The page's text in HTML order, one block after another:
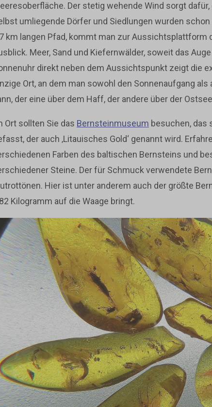
Der stetig wehende Wind sorgt
umliegende Dörfer und Siedlungen wurden
km langen Pfad, kommt man zur Aussichtsplattform
Meer, Sand und Kiefernwälder, soweit das
direkt neben dem Aussichtspunkt zeigt die
Ort, an dem man sowohl den Sonnenaufgang
der eine über dem Haff, der andere über der
Ort sollten Sie das Bernsteinmuseum besuchen, das
der auch ‚Litauisches Gold‘ genannt wird.
Farben des baltischen Bernsteins und
Steine. Der für Schmuck verwendete
Hier ist unter anderem auch der größte
Kilogramm auf die Waage bringt.